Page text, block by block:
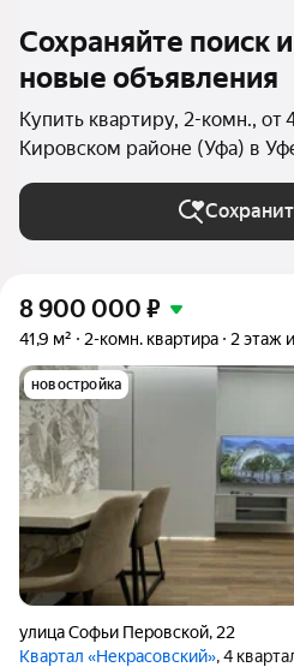
Сохраняйте поиск
новые объявления
Купить квартиру, 2-комн., от
Кировском районе (Уфа) в
8 900 000 ₽
41,9 м² 2-комн. квартира 2 этаж
новостройка
улица Софьи Перовской, 22
Квартал «Некрасовский», 4